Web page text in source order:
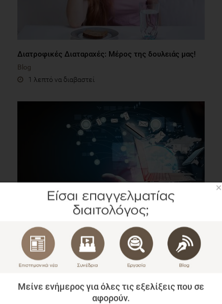
Διατροφικές Διαταραχές: Μέρος της δουλειάς μας!
Blog
1 λεπτό να διαβαστεί
6 συμβουλές για την επιλογή λογισμικού στο
διαιτολογικό σας γραφείο
Blog
1 λεπτό να διαβαστεί
×
Μείνε ενήμερος για όλες τις εξελίξεις που σε
αφορούν.